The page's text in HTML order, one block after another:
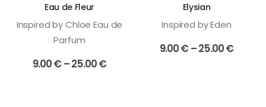
επιλεγούν
σελίδα
Eau de Fleur
Inspired by Chloe Eau de
Parfum
9.00€ –25.00€Price
σελίδα
προϊόντος
Elysian
Inspired by Eden
9.00€ –25.00€Price